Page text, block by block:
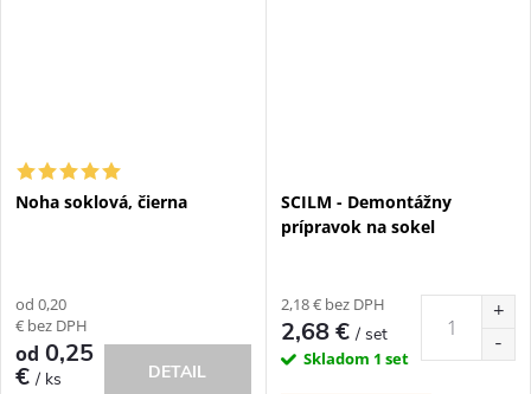
Noha soklová, čierna
od 0,20
€ bez DPH
od 0,25
€/ ks DETAIL
SCILM - Demontážny
prípravok na sokel
2,18 € bez DPH
2,68 €/ set
Skladom 1 set